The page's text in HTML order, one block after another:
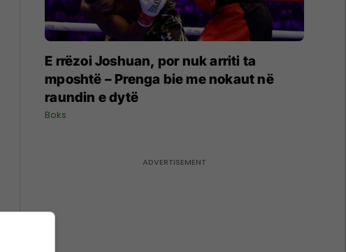
E rrëzoi Joshuan, por nuk arriti ta
mposhtë – Prenga bie me nokaut në
raundin e dytë
Boks